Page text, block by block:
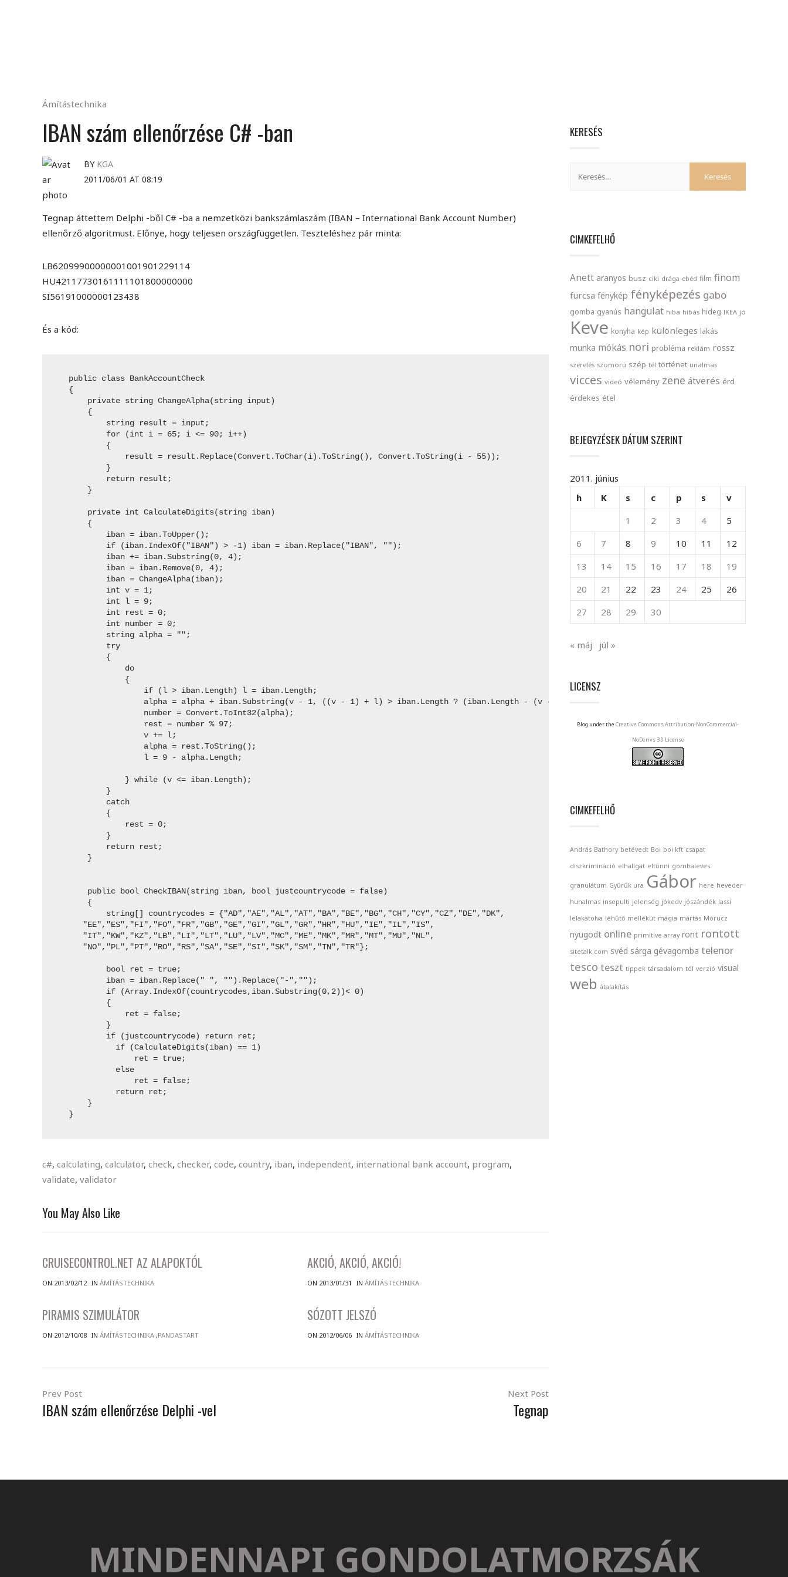
Ámítástechnika
IBAN szám ellenőrzése C# -ban
BY KGA
2011/06/01 AT 08:19
Tegnap áttettem Delphi -ből C# -ba a nemzetközi bankszámlaszám (IBAN – International Bank Account Number)
ellenőrző algoritmust. Előnye, hogy teljesen országfüggetlen. Teszteléshez pár minta:
LB62099900000001001901229114
HU42117730161111101800000000
SI56191000000123438
És a kód:
    public class BankAccountCheck
    {
        private string ChangeAlpha(string input)
        {
            string result = input;
            for (int i = 65; i <= 90; i++)
            {
                result = result.Replace(Convert.ToChar(i).ToString(), Convert.ToString(i - 55));
            }
            return result;
        }
        private int CalculateDigits(string iban)
        {
            iban = iban.ToUpper();
            if (iban.IndexOf("IBAN") > -1) iban = iban.Replace("IBAN", "");
            iban += iban.Substring(0, 4);
            iban = iban.Remove(0, 4);
            iban = ChangeAlpha(iban);
            int v = 1;
            int l = 9;
            int rest = 0;
            int number = 0;
            string alpha = "";
            try
            {
                do
                {
                    if (l > iban.Length) l = iban.Length;
                    alpha = alpha + iban.Substring(v - 1, ((v - 1) + l) > iban.Length ? (iban.Length - (v - 1)) : l);
                    number = Convert.ToInt32(alpha);
                    rest = number % 97;
                    v += l;
                    alpha = rest.ToString();
                    l = 9 - alpha.Length;
                } while (v <= iban.Length);
            }
            catch
            {
                rest = 0;
            }
            return rest;
        }
        public bool CheckIBAN(string iban, bool justcountrycode = false)
        {
            string[] countrycodes = {"AD","AE","AL","AT","BA","BE","BG","CH","CY","CZ","DE","DK",
       "EE","ES","FI","FO","FR","GB","GE","GI","GL","GR","HR","HU","IE","IL","IS",
       "IT","KW","KZ","LB","LI","LT","LU","LV","MC","ME","MK","MR","MT","MU","NL",
       "NO","PL","PT","RO","RS","SA","SE","SI","SK","SM","TN","TR"};
            bool ret = true;
            iban = iban.Replace(" ", "").Replace("-","");
            if (Array.IndexOf(countrycodes,iban.Substring(0,2))< 0)
            {
                ret = false;
            }
            if (justcountrycode) return ret;
              if (CalculateDigits(iban) == 1)
                  ret = true;
              else
                  ret = false;
              return ret;
        }
    }
c#, calculating, calculator, check, checker, code, country, iban, independent, international bank account, program,
validate, validator
You May Also Like
CRUISECONTROL.NET AZ ALAPOKTÓL
ON 2013/02/12 IN ÁMÍTÁSTECHNIKA
AKCIÓ, AKCIÓ, AKCIÓ!
ON 2013/01/31 INÁMÍTÁSTECHNIKA
PIRAMIS SZIMULÁTOR
ON 2012/10/08 IN ÁMÍTÁSTECHNIKA ,PANDASTART
SÓZOTT JELSZÓ
ON 2012/06/06 INÁMÍTÁSTECHNIKA
Prev Post
IBAN szám ellenőrzése Delphi -vel
Next Post
Tegnap
KERESÉS
CIMKEFELHŐ
Anett aranyos busz ciki drága ebéd film finom
furcsa fénykép fényképezés gabo
gomba gyanús hangulat hiba hibás hideg IKEA jó
Keve konyha kép különleges lakás
munka mókás nori probléma reklám rossz
szerelés szomorú szép tél történet unalmas
vicces videó vélemény zene átverés érd
érdekes étel
BEJEGYZÉSEK DÁTUM SZERINT
2011. június
h
K s c p s
v
1
2 3 4
5
6
7 8 9 10 11
12
13
14 15 16 17 18
19
20
21 22 23 24 25
26
27
28 29 30
« máj júl »
LICENSZ
Blog under the Creative Commons Attribution-NonCommercial-
NoDerivs 3.0 License
CIMKEFELHŐ
András Bathory betévedt Boi boi kft csapat
diszkrimináció elhallgat eltűnni gombaleves
granulátum Gyűrűk ura Gábor here heveder
hunalmas insepulti jelenség jókedv jószándék lassi
lelakatolva léhűtő mellékút mágia mártás Mórucz
nyugodt online primitive-array ront rontott
sitetalk.com svéd sárga gévagomba telenor
tesco teszt tippek társadalom tól verzió visual
web átalakítás
MINDENNAPI GONDOLATMORZSÁK